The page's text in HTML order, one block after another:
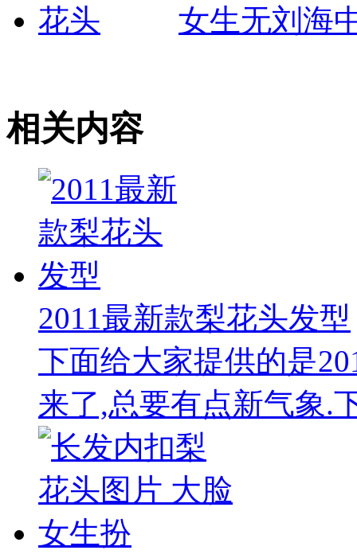
女生无刘海
相关内容
2011最新款梨花头发型
下面给大家提供的是
来了,总要有点新气象.